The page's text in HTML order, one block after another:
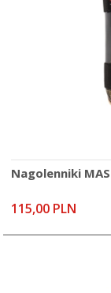
Nagolenniki
115,00 PLN